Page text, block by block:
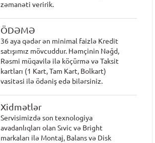
zəmanəti veririk.
ÖDƏMƏ
36 aya qədər ən minimal faizlə Kredit
satışımız mövcuddur. Həmçinin Nəğd,
Rəsmi müqavilə ilə köçürmə və Taksit
kartları (1 Kart, Tam Kart, Bolkart)
vasitəsi ilə ödəniş edə bilərsiniz.
Xidmətlər
Servisimizdə son texnologiya
avadanlıqları olan Sıvic və Bright
markaları ilə Montaj, Balans və Disk